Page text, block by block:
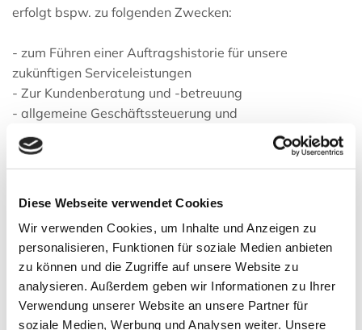
Diese Webseite verwendet Cookies
Wir verwenden Cookies, um Inhalte und Anzeigen zu
personalisieren, Funktionen für soziale Medien anbieten
zu können und die Zugriffe auf unsere Website zu
analysieren. Außerdem geben wir Informationen zu Ihrer
Verwendung unserer Website an unsere Partner für
soziale Medien, Werbung und Analysen weiter. Unsere
erfolgt bspw. zu folgenden Zwecken:
- zum Führen einer Auftragshistorie für unsere
zukünftigen Serviceleistungen
- Zur Kundenberatung und -betreuung
- allgemeine Geschäftssteuerung und
Weiterentwicklung von Dienstleistungen und Produkten
- Werbung,
wirtschaftlicher Natur. Soweit dies möglich und
angemessen ist, verarbeiten wir Ihre Daten
pseudonymisiert oder anonymisiert.
3.2.4. Aufgrund gesetzlicher Vorgaben (Art. 6 Abs. 1